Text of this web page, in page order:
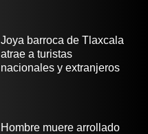
Joya barroca de Tlaxcala
atrae a turistas
nacionales y extranjeros
Hombre muere arrollado